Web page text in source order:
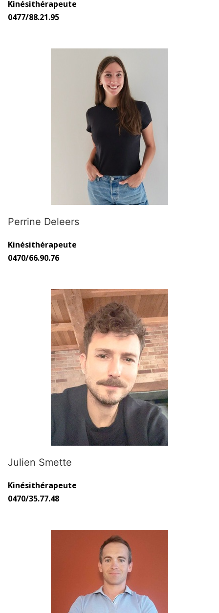
Kinésithérapeute
0477/88.21.95
Perrine Deleers
Kinésithérapeute
0470/66.90.76
Julien Smette
Kinésithérapeute
0470/35.77.48